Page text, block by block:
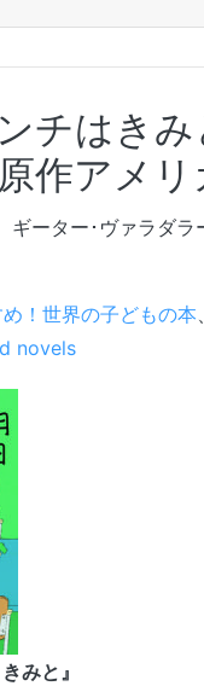
チはきみ
作アメリ
ギーター･ヴァラダラ
！世界の子どもの本、
novels
みと』